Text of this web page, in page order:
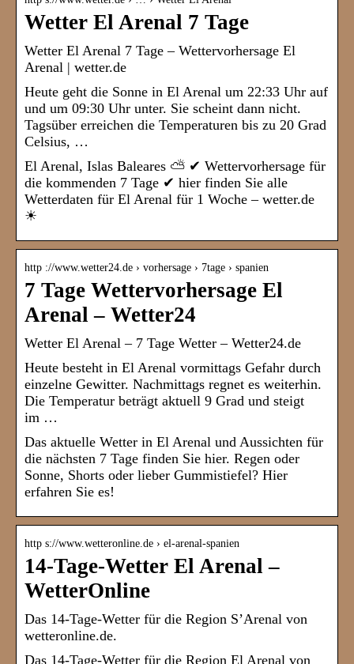
Wetter El Arenal 7 Tage
Wetter El Arenal 7 Tage – Wettervorhersage El
Arenal | wetter.de
Heute geht die Sonne in El Arenal um 22:33 Uhr auf
und um 09:30 Uhr unter. Sie scheint dann nicht.
Tagsüber erreichen die Temperaturen bis zu 20 Grad
Celsius, …
El Arenal, Islas Baleares ⛅ ✔ Wettervorhersage für
die kommenden 7 Tage ✔ hier finden Sie alle
Wetterdaten für El Arenal für 1 Woche – wetter.de
☀
http ://www.wetter24.de › vorhersage › 7tage › spanien
7 Tage Wettervorhersage El
Arenal – Wetter24
Wetter El Arenal – 7 Tage Wetter – Wetter24.de
Heute besteht in El Arenal vormittags Gefahr durch
einzelne Gewitter. Nachmittags regnet es weiterhin.
Die Temperatur beträgt aktuell 9 Grad und steigt
im …
Das aktuelle Wetter in El Arenal und Aussichten für
die nächsten 7 Tage finden Sie hier. Regen oder
Sonne, Shorts oder lieber Gummistiefel? Hier
erfahren Sie es!
http s://www.wetteronline.de › el-arenal-spanien
14-Tage-Wetter El Arenal –
WetterOnline
Das 14-Tage-Wetter für die Region S’Arenal von
wetteronline.de.
Das 14-Tage-Wetter für die Region El Arenal von